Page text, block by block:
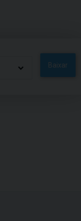
Baixar